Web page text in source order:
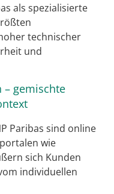
als spezialisierte
technischer
und
– gemischte
Paribas sind online
wie
sich Kunden
individuellen